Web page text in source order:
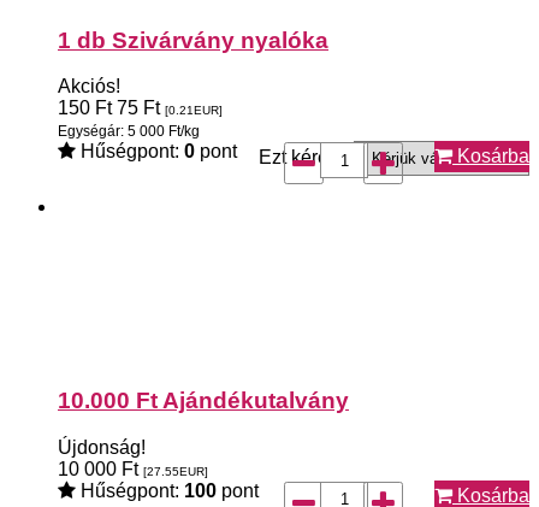
1 db Szivárvány nyalóka
Akciós!
150 Ft 75 Ft [0.21EUR]
Egységár: 5 000 Ft/kg
Hűségpont: 0 pont Ezt kérem: Kosárba
10.000 Ft Ajándékutalvány
Újdonság!
10 000 Ft [27.55EUR]
Hűségpont: 100 pont Kosárba